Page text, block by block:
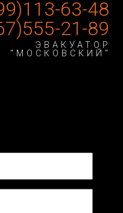
63-48
21-89
ЭВАКУАТОР
"МОСКОВСКИЙ"